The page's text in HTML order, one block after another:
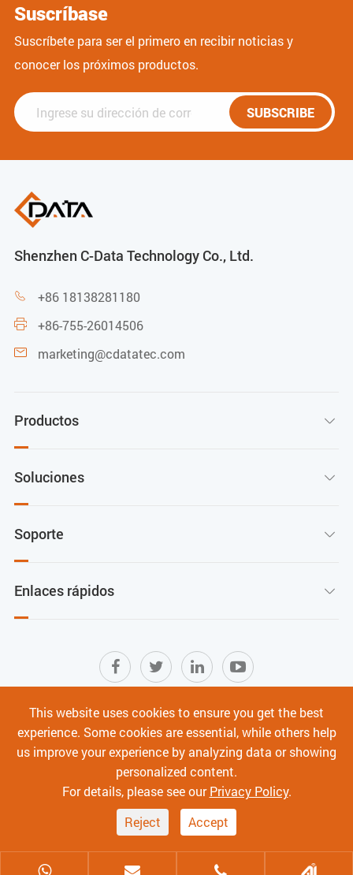
Suscríbase
Suscríbete para ser el primero en recibir noticias y
conocer los próximos productos.
SUBSCRIBE
Shenzhen C-Data Technology Co., Ltd.
 +86 18138281180
 +86-755-26014506
 marketing@cdatatec.com
Productos 
Soluciones 
Soporte 
Enlaces rápidos 
Mapa del sitio | Términos de Uso
|
Política de privacidad
|
Ciberseguridad
Derechos de autor ©
Shenzhen C-Data Technology Co., Ltd.Todos los derechos
This website uses cookies to ensure you get the best
experience. Some cookies are essential, while others help
us improve your experience by analyzing data or showing
personalized content.
For details, please see ourPrivacy Policy.
Reject
Accept